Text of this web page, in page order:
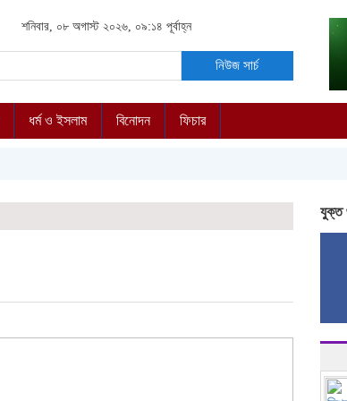
শনিবার, ০৮ অগাস্ট ২০২৬, ০৯:১৪ পূর্বাহ্ন
নিউজ সার্চ
ধর্ম ও ইসলাম বিনোদন ফিচার
যুক্ত